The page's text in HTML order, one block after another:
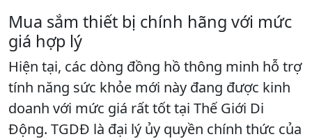
Mua sắm thiết bị chính hãng với mức
giá hợp lý
Hiện tại, các dòng đồng hồ thông minh hỗ trợ
tính năng sức khỏe mới này đang được kinh
doanh với mức giá rất tốt tại Thế Giới Di
Động. TGDĐ là đại lý ủy quyền chính thức của